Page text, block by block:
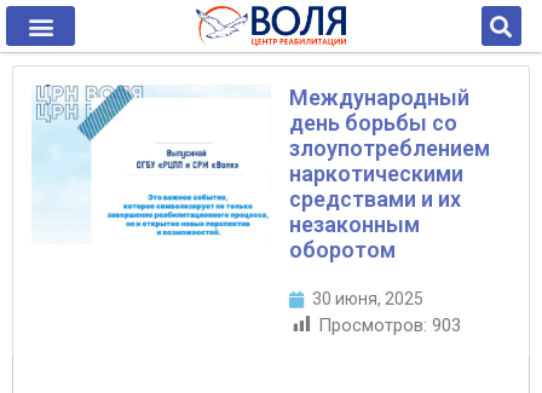
Международный
день борьбы со
злоупотреблением
наркотическими
средствами и их
незаконным
оборотом
30 июня, 2025
Просмотров: 903